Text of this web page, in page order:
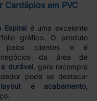
Cardápios em PVC
é uma excelente
gráfico. O produto
pelos clientes e é
negócios da área de
durável , gera recompra
pode se destacar
layout e acabamento,